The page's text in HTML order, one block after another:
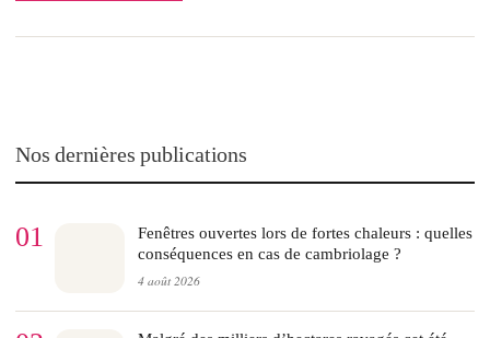
Nos dernières publications
01
Fenêtres ouvertes lors de fortes chaleurs : quelles
conséquences en cas de cambriolage ?
4 août 2026